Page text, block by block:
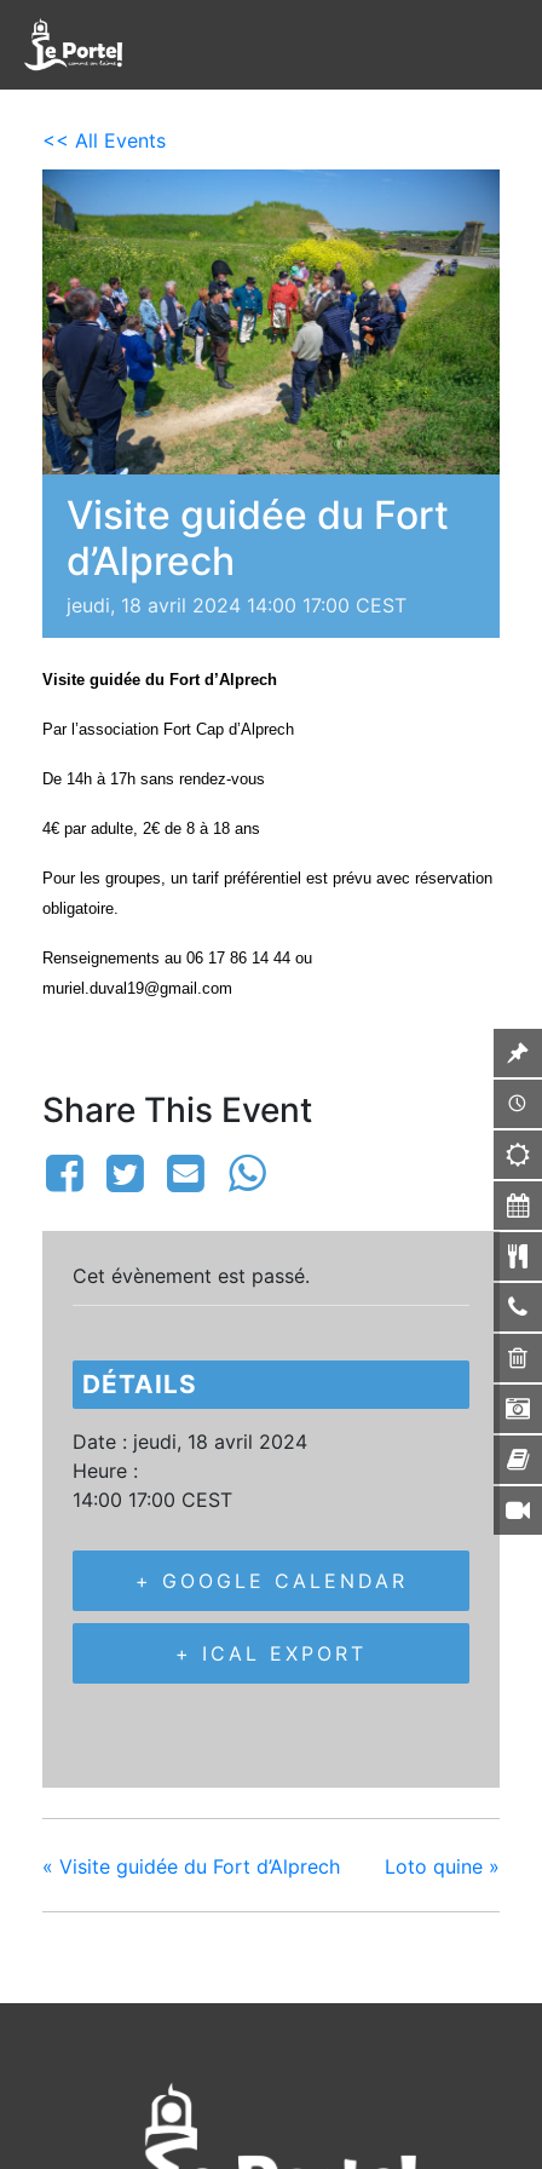
<< All Events
Visite guidée du Fort
d’Alprech
jeudi, 18 avril 2024 14:00 17:00 CEST
Visite guidée du Fort d’Alprech
Par l’association Fort Cap d’Alprech
De 14h à 17h sans rendez-vous
4€ par adulte, 2€ de 8 à 18 ans
Pour les groupes, un tarif préférentiel est prévu avec réservation
obligatoire.
Renseignements au 06 17 86 14 44 ou
muriel.duval19@gmail.com
Share This Event
Cet évènement est passé.
DÉTAILS
Date : jeudi, 18 avril 2024
Heure :
14:00 17:00 CEST
+ GOOGLE CALENDAR
+ ICAL EXPORT
« Visite guidée du Fort d’Alprech Loto quine »